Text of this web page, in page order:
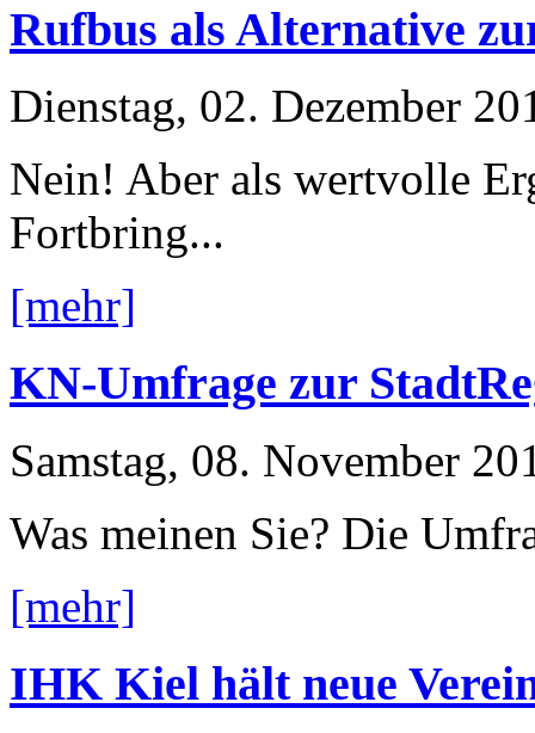
Rufbus als Alternative
Dienstag, 02. Dezember
Nein! Aber als wertvolle
Fortbring...
[mehr]
KN-Umfrage zur
Samstag, 08. November
Was meinen Sie? Die
[mehr]
IHK Kiel hält neue